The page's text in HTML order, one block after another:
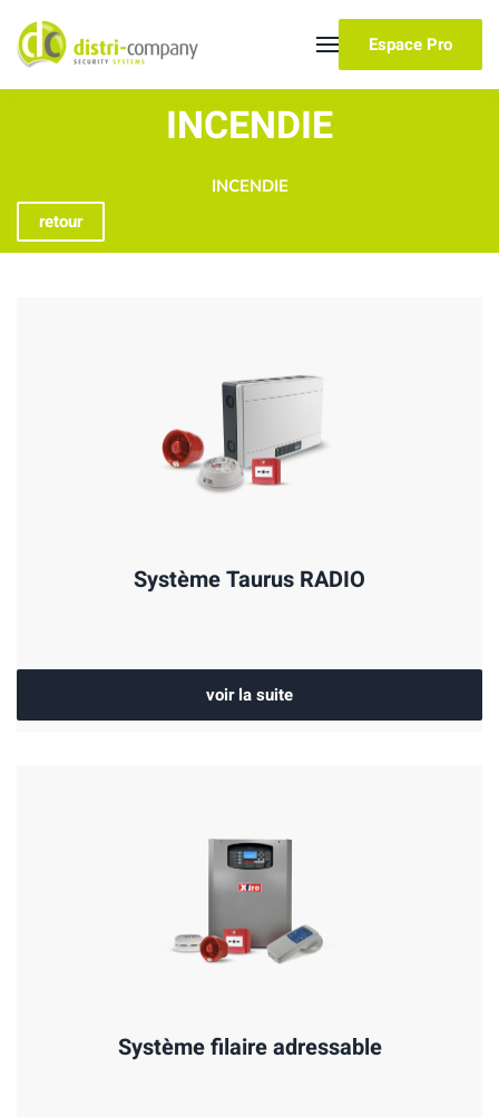
Skip to main content
Espace Pro
INCENDIE
INCENDIE
retour
Système Taurus RADIO
voir la suite
Système filaire adressable